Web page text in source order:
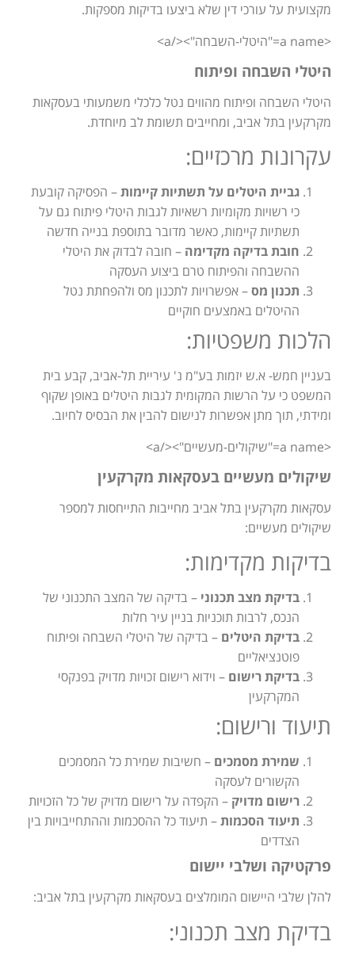
מקצועית על עורכי דין שלא ביצעו בדיקות מספקות.
<a name="היטלי-השבחה"></a>
היטלי השבחה ופיתוח
היטלי השבחה ופיתוח מהווים נטל כלכלי משמעותי בעסקאות
מקרקעין בתל אביב, ומחייבים תשומת לב מיוחדת.
עקרונות מרכזיים:
גביית היטלים על תשתיות קיימות– הפסיקה קובעת
כי רשויות מקומיות רשאיות לגבות היטלי פיתוח גם על
תשתיות קיימות, כאשר מדובר בתוספת בנייה חדשה
חובת בדיקה מקדימה – חובה לבדוק את היטלי
ההשבחה והפיתוח טרם ביצוע העסקה
תכנון מס– אפשרויות לתכנון מס ולהפחתת נטל
ההיטלים באמצעים חוקיים
הלכות משפטיות:
בעניין חמש- א.ש יזמות בע"מ נ' עיריית תל-אביב, קבע בית
המשפט כי על הרשות המקומית לגבות היטלים באופן שקוף
ומידתי, תוך מתן אפשרות לנישום להבין את הבסיס לחיוב.
<a name="שיקולים-מעשיים"></a>
שיקולים מעשיים בעסקאות מקרקעין
עסקאות מקרקעין בתל אביב מחייבות התייחסות למספר
שיקולים מעשיים:
בדיקות מקדימות:
בדיקת מצב תכנוני – בדיקה של המצב התכנוני של
הנכס, לרבות תוכניות בניין עיר חלות
בדיקת היטלים – בדיקה של היטלי השבחה ופיתוח
פוטנציאליים
בדיקת רישום – וידוא רישום זכויות מדויק בפנקסי
המקרקעין
תיעוד ורישום:
שמירת מסמכים – חשיבות שמירת כל המסמכים
הקשורים לעסקה
רישום מדויק – הקפדה על רישום מדויק של כל הזכויות
תיעוד הסכמות– תיעוד כל ההסכמות וההתחייבויות בין
הצדדים
פרקטיקה ושלבי יישום
להלן שלבי היישום המומלצים בעסקאות מקרקעין בתל אביב:
בדיקת מצב תכנוני: